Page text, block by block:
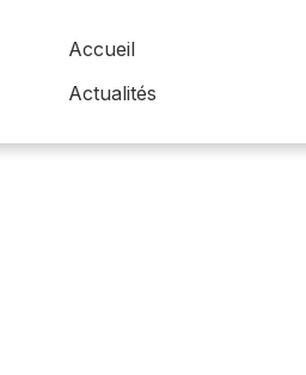
Accueil
Actualités